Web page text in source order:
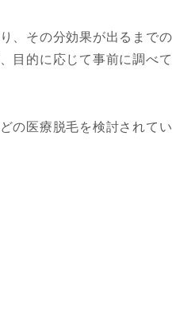
、その分効果が出るまでの
目的に応じて事前に調べて
の医療脱毛を検討されてい